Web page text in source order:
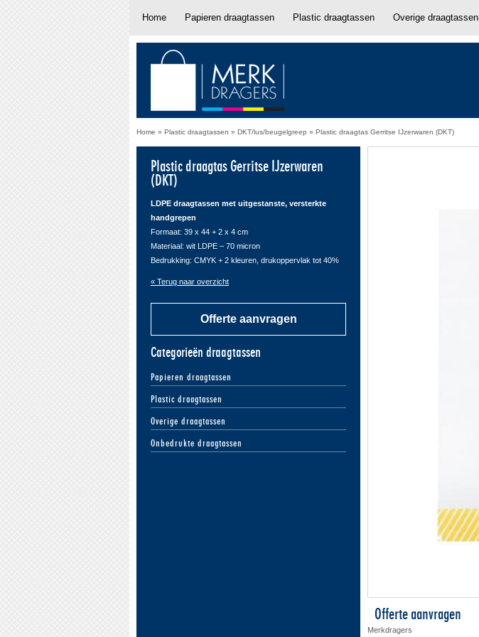
Home Papieren draagtassen Plastic draagtassen Overige draagtassen
Home » Plastic draagtassen » DKT/lus/beugelgreep » Plastic draagtas Gerritse IJzerwaren (DKT)
Plastic draagtas Gerritse IJzerwaren
(DKT)
LDPE draagtassen met uitgestanste, versterkte
handgrepen
Formaat: 39 x 44 + 2 x 4 cm
Materiaal: wit LDPE – 70 micron
Bedrukking: CMYK + 2 kleuren, drukoppervlak tot 40%
« Terug naar overzicht
Offerte aanvragen
Categorieën draagtassen
Papieren draagtassen
Plastic draagtassen
Overige draagtassen
Onbedrukte draagtassen
Offerte aanvragen
Merkdragers